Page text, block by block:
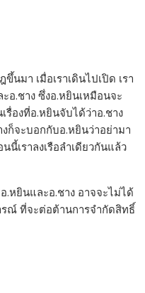
นมา เมื่อเราเดินไปเปิด เรา
อ.ชาง ซึ่งอ.หยินเหมือนจะ
รื่องที่อ.หยินจับได้ว่าอ.ชาง
ก็จะบอกกับอ.หยินว่าอย่ามา
นี้เราลงเรือลำเดียวกันแล้ว
หยินและอ.ชาง อาจจะไม่ได้
ณ์ ที่จะต่อต้านการจำกัดสิทธิ์